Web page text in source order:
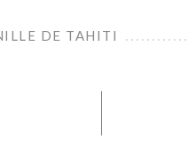
DE TAHITI